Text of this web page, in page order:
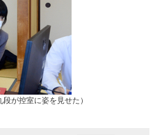
が控室に姿を見せた）